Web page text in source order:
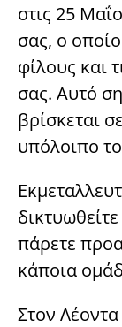
στις 25
σας, ο
φίλους και
σας. Αυτό
βρίσκεται
υπόλοιπο
πάρετε
κάποια
Στον